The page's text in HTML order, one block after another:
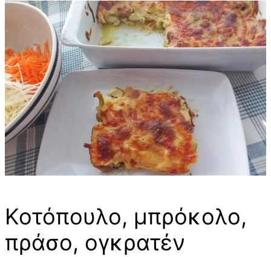
Κοτόπουλο, μπρόκολο,
πράσο, ογκρατέν